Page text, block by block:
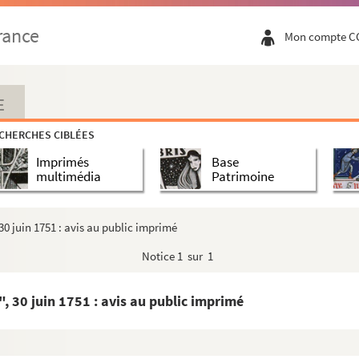
Mon compte
CIBLÉES
Imprimés
multimédia
Base
Patrimoine
juin 1751 : avis au public imprimé
Notice 1 sur 1
30 juin 1751 : avis au public imprimé
cayez de navigation pour servir à moi, ...
manuscrite, illustrée de 40 scènes en o...
allant du Havre à Etretat et Gerville